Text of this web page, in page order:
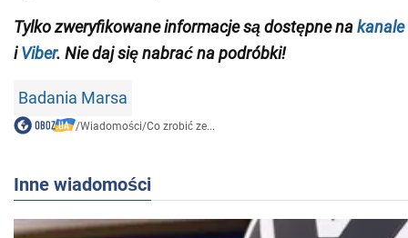
Tylko zweryfikowane informacje są dostępne nakanale
iViber. Nie daj się nabrać na podróbki!
Badania Marsa
/Wiadomości/Co zrobić ze...
Inne wiadomości